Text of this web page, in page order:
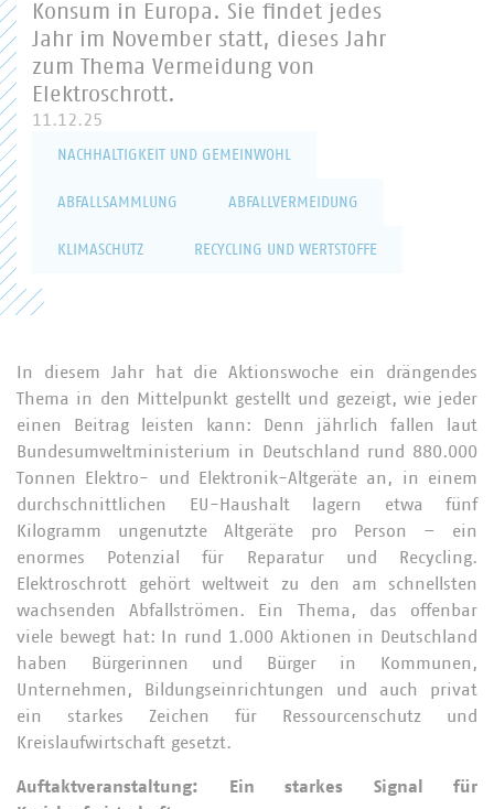
Konsum in Europa. Sie findet jedes
Jahr im November statt, dieses Jahr
zum Thema Vermeidung von
Elektroschrott.
11.12.25
NACHHALTIGKEIT UND GEMEINWOHL
ABFALLSAMMLUNG ABFALLVERMEIDUNG
KLIMASCHUTZ RECYCLING UND WERTSTOFFE
In diesem Jahr hat die Aktionswoche ein drängendes
Thema in den Mittelpunkt gestellt und gezeigt, wie jeder
einen Beitrag leisten kann: Denn jährlich fallen laut
Bundesumweltministerium in Deutschland rund 880.000
Tonnen Elektro- und Elektronik-Altgeräte an, in einem
durchschnittlichen EU-Haushalt lagern etwa fünf
Kilogramm ungenutzte Altgeräte pro Person – ein
enormes Potenzial für Reparatur und Recycling.
Elektroschrott gehört weltweit zu den am schnellsten
wachsenden Abfallströmen. Ein Thema, das offenbar
viele bewegt hat: In rund 1.000 Aktionen in Deutschland
haben Bürgerinnen und Bürger in Kommunen,
Unternehmen, Bildungseinrichtungen und auch privat
ein starkes Zeichen für Ressourcenschutz und
Kreislaufwirtschaft gesetzt.
Auftaktveranstaltung: Ein starkes Signal für